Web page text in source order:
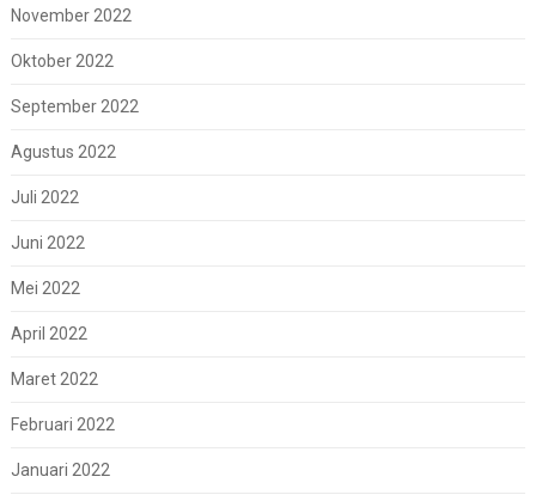
November 2022
Oktober 2022
September 2022
Agustus 2022
Juli 2022
Juni 2022
Mei 2022
April 2022
Maret 2022
Februari 2022
Januari 2022